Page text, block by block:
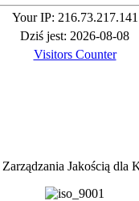
Your IP: 216.73.217.141
Dziś jest: 2026-08-08
Visitors Counter
Jakością dla